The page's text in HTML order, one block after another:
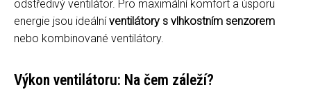
odstředivý ventilátor. Pro maximální komfort a úsporu
energie jsou ideálníventilátory s vlhkostním senzorem
nebo kombinované ventilátory.
Výkon ventilátoru: Na čem záleží?